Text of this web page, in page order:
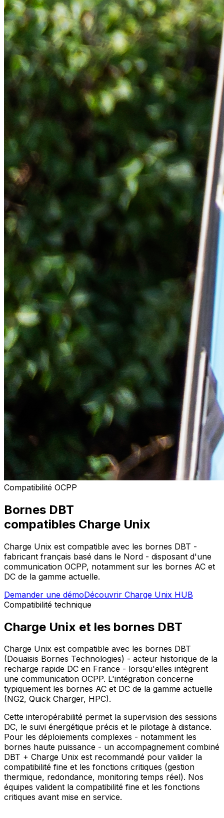
Compatibilité OCPP
Bornes DBT
compatibles Charge Unix
Charge Unix est compatible avec les bornes DBT -
fabricant français basé dans le Nord - disposant d'une
communication OCPP, notamment sur les bornes AC et
DC de la gamme actuelle.
Demander une démoDécouvrir Charge Unix HUB
Compatibilité technique
Charge Unix et les bornes DBT
Charge Unix est compatible avec les bornes DBT
(Douaisis Bornes Technologies) - acteur historique de la
recharge rapide DC en France - lorsqu'elles intègrent
une communication OCPP. L'intégration concerne
typiquement les bornes AC et DC de la gamme actuelle
(NG2, Quick Charger, HPC).
Cette interopérabilité permet la supervision des sessions
DC, le suivi énergétique précis et le pilotage à distance.
Pour les déploiements complexes - notamment les
bornes haute puissance - un accompagnement combiné
DBT + Charge Unix est recommandé pour valider la
compatibilité fine et les fonctions critiques (gestion
thermique, redondance, monitoring temps réel). Nos
équipes valident la compatibilité fine et les fonctions
critiques avant mise en service.